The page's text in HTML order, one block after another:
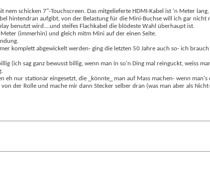
nem schicken 7"-Touchscreen. Das mitgelieferte HDMI-Kabel ist 'n Meter
hintendran aufgibt, von der Belastung für die Mini-Buchse will ich gar
benutzt wird....und steifes Flachkabel die blödeste Wahl überhaupt ist.
(immerhin) und gleich mitm Mini auf der einen Seite.
komplett abgewickelt werden- ging die letzten 50 Jahre auch so- ich
(ich sag ganz bewusst billig, wenn man in so'n Ding mal reinguckt, weiss
eh nur stationär eingesetzt, die _könnte_ man auf Mass machen- wenn man's
der Rolle und mache mir dann Stecker selber dran (was man aber als